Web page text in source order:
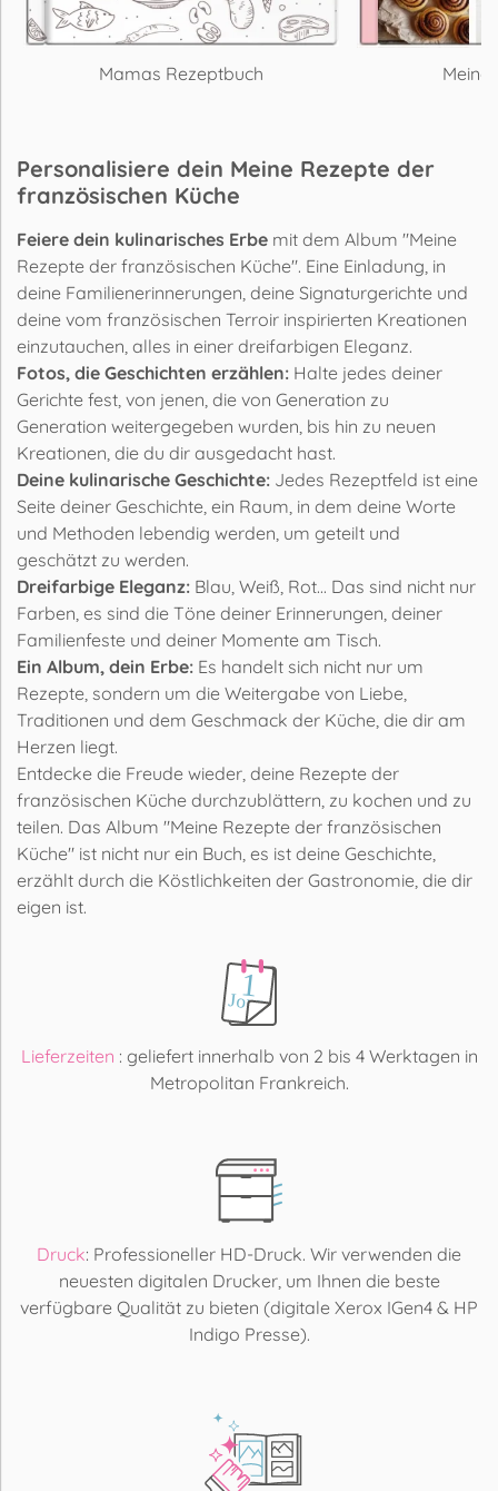
Mamas Rezeptbuch Meine
Personalisiere dein Meine Rezepte der
französischen Küche
Feiere dein kulinarisches Erbe mit dem Album "Meine
Rezepte der französischen Küche". Eine Einladung, in
deine Familienerinnerungen, deine Signaturgerichte und
deine vom französischen Terroir inspirierten Kreationen
einzutauchen, alles in einer dreifarbigen Eleganz.
Fotos, die Geschichten erzählen: Halte jedes deiner
Gerichte fest, von jenen, die von Generation zu
Generation weitergegeben wurden, bis hin zu neuen
Kreationen, die du dir ausgedacht hast.
Deine kulinarische Geschichte: Jedes Rezeptfeld ist eine
Seite deiner Geschichte, ein Raum, in dem deine Worte
und Methoden lebendig werden, um geteilt und
geschätzt zu werden.
Dreifarbige Eleganz: Blau, Weiß, Rot... Das sind nicht nur
Farben, es sind die Töne deiner Erinnerungen, deiner
Familienfeste und deiner Momente am Tisch.
Ein Album, dein Erbe: Es handelt sich nicht nur um
Rezepte, sondern um die Weitergabe von Liebe,
Traditionen und dem Geschmack der Küche, die dir am
Herzen liegt.
Entdecke die Freude wieder, deine Rezepte der
französischen Küche durchzublättern, zu kochen und zu
teilen. Das Album "Meine Rezepte der französischen
Küche" ist nicht nur ein Buch, es ist deine Geschichte,
erzählt durch die Köstlichkeiten der Gastronomie, die dir
eigen ist.
Lieferzeiten : geliefert innerhalb von 2 bis 4 Werktagen in
Metropolitan Frankreich.
Druck: Professioneller HD-Druck. Wir verwenden die
neuesten digitalen Drucker, um Ihnen die beste
verfügbare Qualität zu bieten (digitale Xerox IGen4 & HP
Indigo Presse).